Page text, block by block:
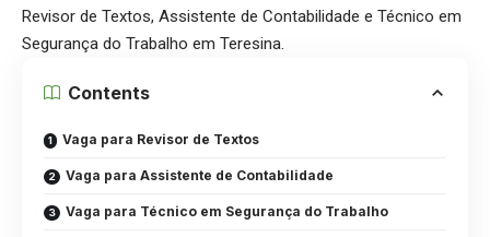
Revisor de Textos, Assistente de Contabilidade e Técnico em
Segurança do Trabalho em Teresina.
Contents
Vaga para Revisor de Textos
Vaga para Assistente de Contabilidade
Vaga para Técnico em Segurança do Trabalho